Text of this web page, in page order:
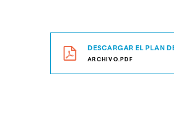
DESCARGAR EL PLAN
ARCHIVO.PDF